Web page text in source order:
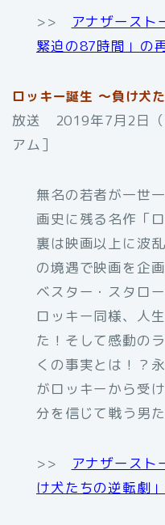
>>
アナザースト
緊迫の87時間」の
ロッキー誕生 ～負け犬
放送 2019年7月2日（
アム］
無名の若者が一世
画史に残る名作「
裏は映画以上に波
の境遇で映画を企
ベスター・スタロ
ロッキー同様、人
た！そして感動の
くの事実とは！？
がロッキーから受
分を信じて戦う男
>>
アナザースト
け犬たちの逆転劇